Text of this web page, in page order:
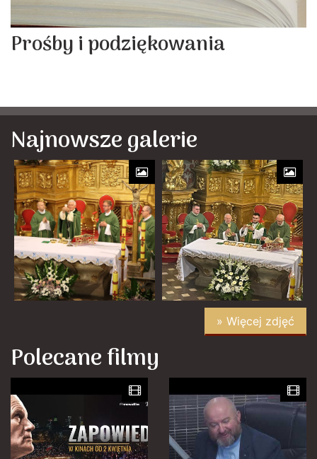
Prośby i podziękowania
Najnowsze galerie
» Więcej zdjęć
Polecane filmy